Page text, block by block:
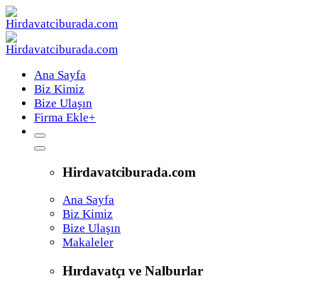
Ana Sayfa
Biz Kimiz
Bize Ulaşın
Firma Ekle+
Hirdavatciburada.com
Ana Sayfa
Biz Kimiz
Bize Ulaşın
Makaleler
Hırdavatçı ve Nalburlar